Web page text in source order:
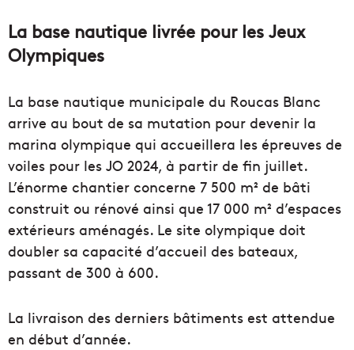
La base nautique livrée pour les Jeux
Olympiques
La base nautique municipale du Roucas Blanc
arrive au bout de sa mutation pour devenir la
marina olympique qui accueillera les épreuves de
voiles pour les JO 2024, à partir de fin juillet.
L’énorme chantier concerne 7 500 m² de bâti
construit ou rénové ainsi que 17 000 m² d’espaces
extérieurs aménagés. Le site olympique doit
doubler sa capacité d’accueil des bateaux,
passant de 300 à 600.
La livraison des derniers bâtiments est attendue
en début d’année.